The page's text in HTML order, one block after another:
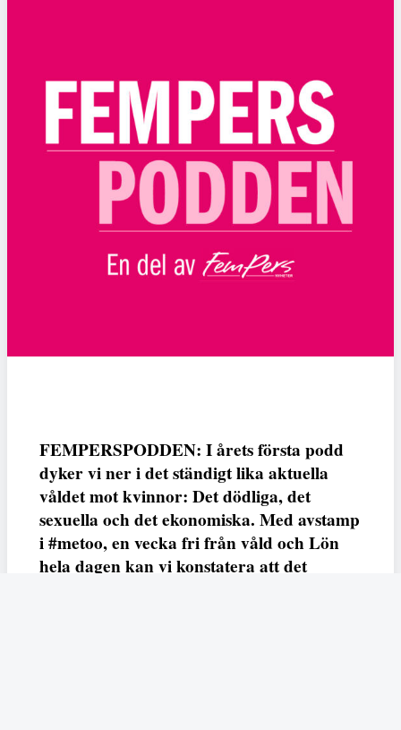
FEMPERSPODDEN: I årets första podd
dyker vi ner i det ständigt lika aktuella
våldet mot kvinnor: Det dödliga, det
sexuella och det ekonomiska. Med avstamp
i #metoo, en vecka fri från våld och Lön
hela dagen kan vi konstatera att det